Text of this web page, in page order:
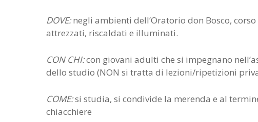
DOVE:negli ambienti dell’Oratorio don Bosco,
attrezzati, riscaldati e illuminati.
CON CHI:con giovani adulti che si impegnano
dello studio (NON si tratta di lezioni/ripetizioni
COME:si studia, si condivide la merenda e al
chiacchiere